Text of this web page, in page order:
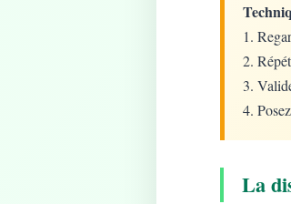
1.
2.
3.
4.
La